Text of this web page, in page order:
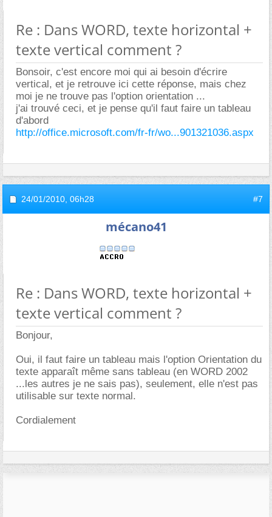
Re : Dans WORD, texte horizontal +
texte vertical comment ?
Bonsoir, c'est encore moi qui ai besoin d'écrire
vertical, et je retrouve ici cette réponse, mais chez
moi je ne trouve pas l'option orientation ...
j'ai trouvé ceci, et je pense qu'il faut faire un tableau
d'abord
http://office.microsoft.com/fr-fr/wo...901321036.aspx
24/01/2010, 06h28 #7
mécano41
Re : Dans WORD, texte horizontal +
texte vertical comment ?
Bonjour,
Oui, il faut faire un tableau mais l'option Orientation du
texte apparaît même sans tableau (en WORD 2002
...les autres je ne sais pas), seulement, elle n'est pas
utilisable sur texte normal.
Cordialement